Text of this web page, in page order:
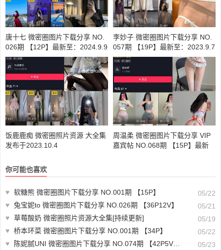
唐十七 微密圈图片下载分享 NO.
026期 【12P】最新至：2024.9.9
李妙子 微密圈图片下载分享 NO.
057期 【19P】最新至：2023.9.7
饭鹿鹿痴 微密圈照片资源 大全集
发布于2023.10.4
周温柔 微密圈图片下载分享 VIP
嘉宾帖 NO.068期 【15P】最新
你可能也喜欢
♥ 软糖熊 微密圈图片下载分享 NO.001期 【15P】
05/22
♥ 兔宝妮to 微密圈图片下载分享 NO.026期 【36P12V】
05/21
♥ 草莓酸奶 微密圈照片资源大全集[持续更新]
05/19
♥ 桥本环菜 微密圈图片下载分享 NO.001期 【34P】
05/22
♥
陈妮腻UNI 微密圈图片下载分享 NO.074期 【42P5V】最新至：2024.1.01
05/23